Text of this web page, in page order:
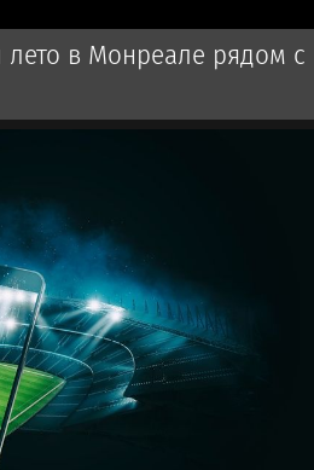
в Монреале рядом с